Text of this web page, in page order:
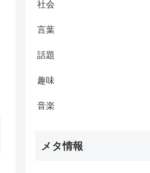
社会
言葉
話題
趣味
音楽
メタ情報